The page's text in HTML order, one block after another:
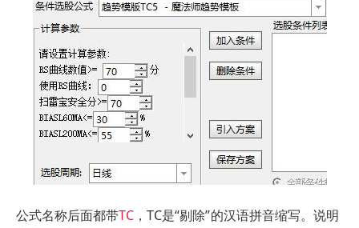
公式名称后面都带TC ，TC是“剔除”的汉语拼音缩写。说明